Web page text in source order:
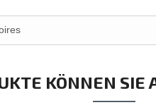
KÖNNEN SIE